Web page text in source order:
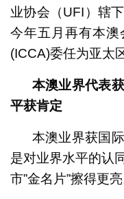
业协会（UFI）辖
今年五月再有本
(ICCA)委任为亚太
本澳业界代表
平获肯定
本澳业界获国
是对业界水平的认
市”金名片”擦得更亮